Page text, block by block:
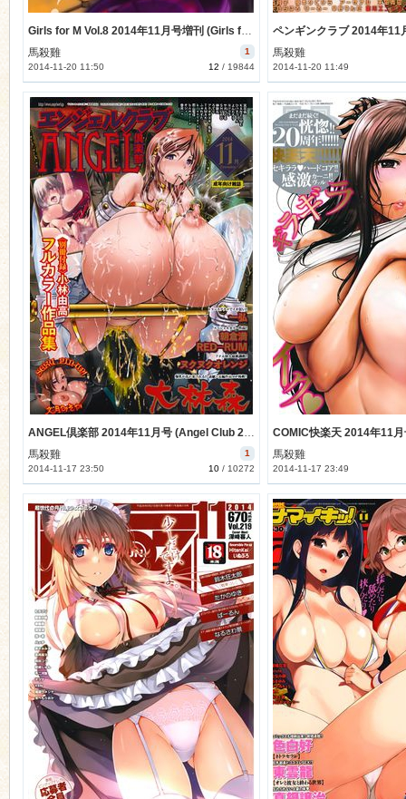
Girls for M Vol.8 2014年11月号増刊 (Girls for M Vol.8 2014-11)
1
馬殺雞
12 / 19844
2014-11-20 11:50
馬殺雞
2014-11-20 11:49
ANGEL倶楽部 2014年11月号 (Angel Club 2014-11)
1
馬殺雞
10/ 10272
2014-11-17 23:50
馬殺雞
2014-11-17 23:49